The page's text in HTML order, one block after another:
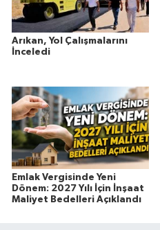
Arıkan, Yol Çalışmalarını
İnceledi
Emlak Vergisinde Yeni
Dönem: 2027 Yılı İçin İnşaat
Maliyet Bedelleri Açıklandı